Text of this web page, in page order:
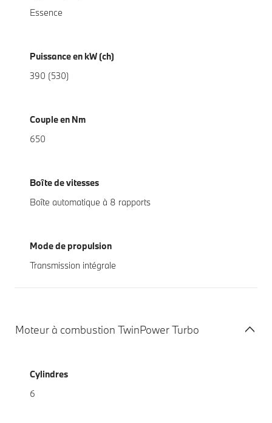
Essence
Puissance en kW (ch)
390 (530)
Couple en Nm
650
Boîte de vitesses
Boîte automatique à 8 rapports
Mode de propulsion
Transmission intégrale
Moteur à combustion TwinPower Turbo
Cylindres
6